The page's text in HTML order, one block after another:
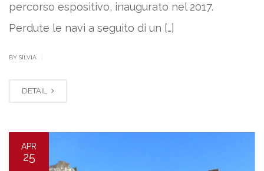
percorso espositivo, inaugurato nel 2017.
Perdute le navi a seguito di un […]
BY SILVIA
DETAIL
APR
25